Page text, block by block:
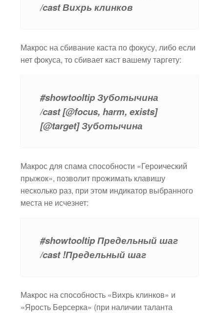
/cast Вихрь клинков
Макрос на сбивание каста по фокусу, либо если
нет фокуса, то сбивает каст вашему таргету:
#showtooltip Зуботычина
/cast [@focus, harm, exists]
[@target] Зуботычина
Макрос для спама способности «Героический
прыжок», позволит прожимать клавишу
несколько раз, при этом индикатор выбранного
места не исчезнет:
#showtooltip Предельный шаг
/cast !Предельный шаг
Макрос на способность «Вихрь клинков» и
«Ярость Берсерка» (при наличии таланта